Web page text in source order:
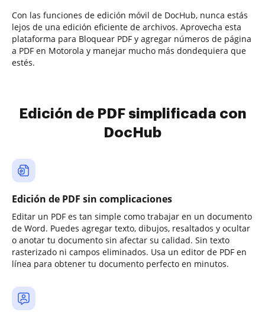
Con las funciones de edición móvil de DocHub, nunca estás
lejos de una edición eficiente de archivos. Aprovecha esta
plataforma para Bloquear PDF y agregar números de página
a PDF en Motorola y manejar mucho más dondequiera que
estés.
Edición de PDF simplificada con
DocHub
Edición de PDF sin complicaciones
Editar un PDF es tan simple como trabajar en un documento
de Word. Puedes agregar texto, dibujos, resaltados y ocultar
o anotar tu documento sin afectar su calidad. Sin texto
rasterizado ni campos eliminados. Usa un editor de PDF en
línea para obtener tu documento perfecto en minutos.